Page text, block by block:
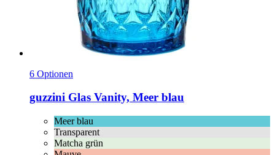
6 Optionen
guzzini Glas Vanity, Meer blau
Meer blau
Transparent
Matcha grün